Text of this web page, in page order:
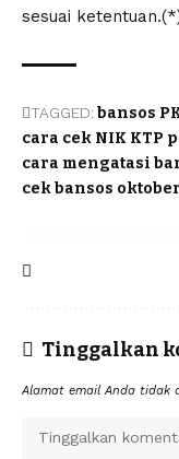
sesuai
TAGGED:bansos
cara cek NIK KTP
cara mengatasi
cek bansos
Tinggalkan
Alamat email Anda tidak